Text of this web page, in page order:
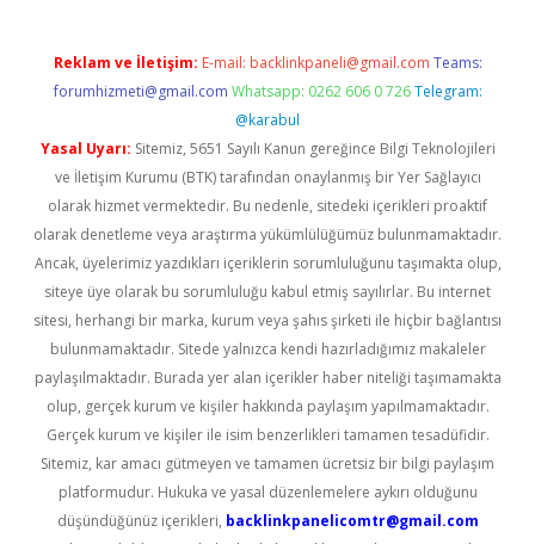
Reklam ve İletişim: E-mail: backlinkpaneli@gmail.com Teams:
forumhizmeti@gmail.com Whatsapp: 0262 606 0 726 Telegram:
@karabul
Yasal Uyarı: Sitemiz, 5651 Sayılı Kanun gereğince Bilgi Teknolojileri
ve İletişim Kurumu (BTK) tarafından onaylanmış bir Yer Sağlayıcı
olarak hizmet vermektedir. Bu nedenle, sitedeki içerikleri proaktif
olarak denetleme veya araştırma yükümlülüğümüz bulunmamaktadır.
Ancak, üyelerimiz yazdıkları içeriklerin sorumluluğunu taşımakta olup,
siteye üye olarak bu sorumluluğu kabul etmiş sayılırlar. Bu internet
sitesi, herhangi bir marka, kurum veya şahıs şirketi ile hiçbir bağlantısı
bulunmamaktadır. Sitede yalnızca kendi hazırladığımız makaleler
paylaşılmaktadır. Burada yer alan içerikler haber niteliği taşımamakta
olup, gerçek kurum ve kişiler hakkında paylaşım yapılmamaktadır.
Gerçek kurum ve kişiler ile isim benzerlikleri tamamen tesadüfidir.
Sitemiz, kar amacı gütmeyen ve tamamen ücretsiz bir bilgi paylaşım
platformudur. Hukuka ve yasal düzenlemelere aykırı olduğunu
düşündüğünüz içerikleri, backlinkpanelicomtr@gmail.com